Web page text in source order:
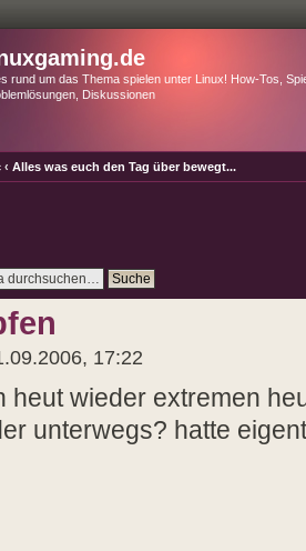
rund um das Thema spielen unter Linux! How-Tos,
Diskussionen
‹ Alles was euch den Tag über bewegt...
17:22
heut wieder extremen
unterwegs? hatte